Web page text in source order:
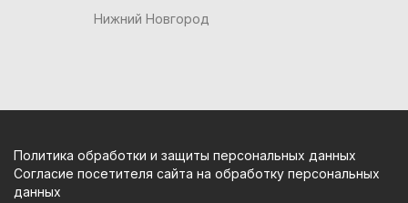
Нижний Новгород
Политика обработки и защиты персональных данных
Согласие посетителя сайта на обработку персональных
данных